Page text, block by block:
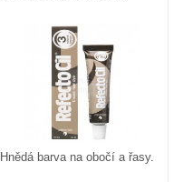
Hnědá barva na obočí a řasy.